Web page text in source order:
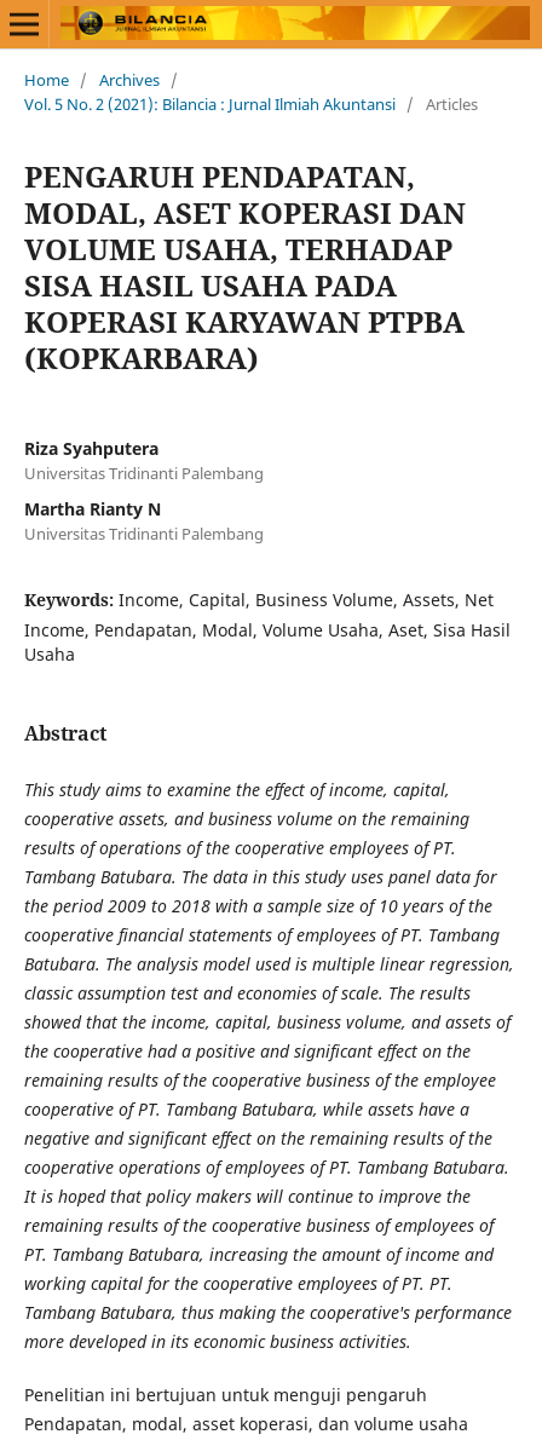
Home / Archives /
Vol. 5 No. 2 (2021): Bilancia : Jurnal Ilmiah Akuntansi / Articles
PENGARUH PENDAPATAN,
MODAL, ASET KOPERASI DAN
VOLUME USAHA, TERHADAP
SISA HASIL USAHA PADA
KOPERASI KARYAWAN PTPBA
(KOPKARBARA)
Riza Syahputera
Universitas Tridinanti Palembang
Martha Rianty N
Universitas Tridinanti Palembang
Keywords: Income, Capital, Business Volume, Assets, Net
Income, Pendapatan, Modal, Volume Usaha, Aset, Sisa Hasil
Usaha
Abstract
This study aims to examine the effect of income, capital,
cooperative assets, and business volume on the remaining
results of operations of the cooperative employees of PT.
Tambang Batubara. The data in this study uses panel data for
the period 2009 to 2018 with a sample size of 10 years of the
cooperative financial statements of employees of PT. Tambang
Batubara. The analysis model used is multiple linear regression,
classic assumption test and economies of scale. The results
showed that the income, capital, business volume, and assets of
the cooperative had a positive and significant effect on the
remaining results of the cooperative business of the employee
cooperative of PT. Tambang Batubara, while assets have a
negative and significant effect on the remaining results of the
cooperative operations of employees of PT. Tambang Batubara.
It is hoped that policy makers will continue to improve the
remaining results of the cooperative business of employees of
PT. Tambang Batubara, increasing the amount of income and
working capital for the cooperative employees of PT. PT.
Tambang Batubara, thus making the cooperative's performance
more developed in its economic business activities.
Penelitian ini bertujuan untuk menguji pengaruh
Pendapatan, modal, asset koperasi, dan volume usaha